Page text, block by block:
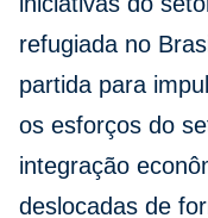
refugiada no
partida para
os esforços do
integração
deslocadas de